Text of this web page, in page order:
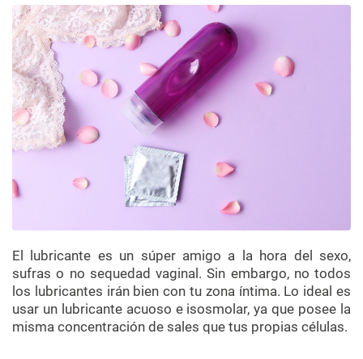
El lubricante es un súper amigo a la hora del sexo,
sufras o no sequedad vaginal. Sin embargo, no todos
los lubricantes irán bien con tu zona íntima. Lo ideal es
usar un lubricante acuoso e isosmolar, ya que posee la
misma concentración de sales que tus propias células.